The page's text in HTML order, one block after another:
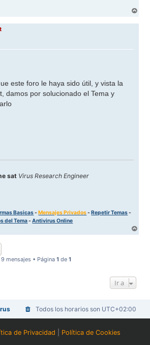
r
este foro le haya sido útil, y vista la
damos por solucionado el Tema y
sat Virus Research Engineer
Basicas-Mensajes Privados-Repetir Temas-
del Tema-Antivirus Online
r
9 mensajes • Página 1 de 1
Ir a
Todos los horarios son UTC+02:00
de Privacidad
Política de Cookies